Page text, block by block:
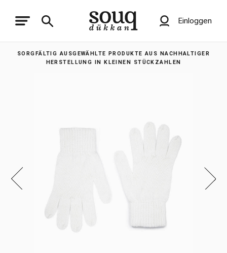
Einloggen
SORGFÄLTIG AUSGEWÄHLTE PRODUKTE AUS NACHHALTIGER
HERSTELLUNG IN KLEINEN STÜCKZAHLEN